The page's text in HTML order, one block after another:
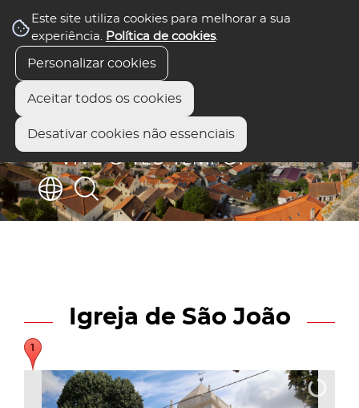
Este site utiliza cookies para melhorar a sua
experiência. Política de cookies.
Personalizar cookies
Aceitar todos os cookies
Desativar cookies não essenciais
Igreja de São João